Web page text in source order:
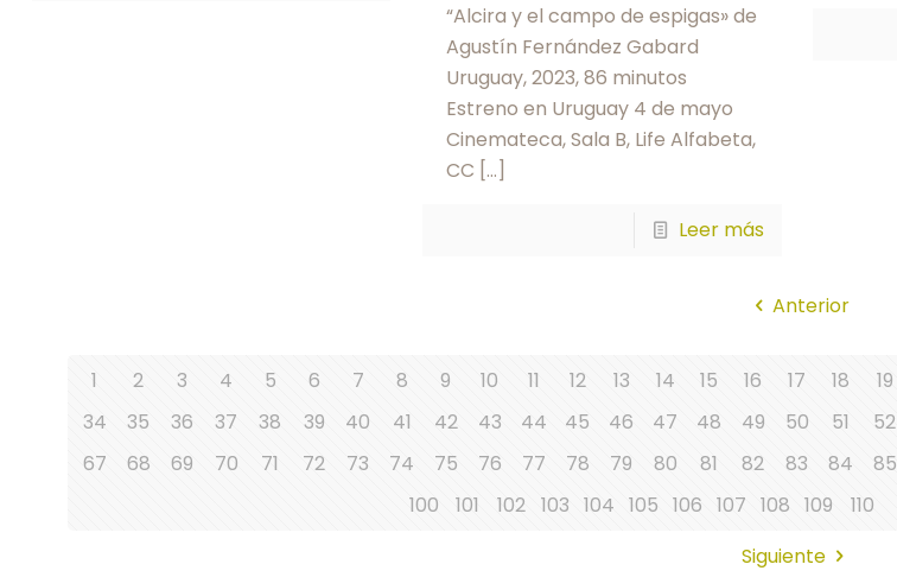
“Alcira y el campo de espigas» de
Agustín Fernández Gabard
Uruguay, 2023, 86 minutos
Estreno en Uruguay 4 de mayo
Cinemateca, Sala B, Life Alfabeta,
CC […]
Leer más
Anterior
1 2 3 4 5 6 7 8 9 10 11 12 13 14 15 16 17 18 19
34
35 36 37 38 39 40 41 42 43 44 45 46 47 48 49 50 51 52
67
68 69 70 71 72 73 74 75 76 77 78 79 80 81 82 83 84 85
100
101 102 103 104 105 106 107 108 109 110
Siguiente